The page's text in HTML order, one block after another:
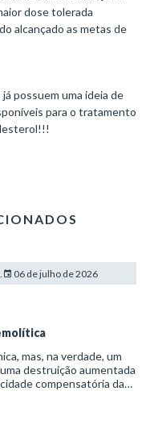
dose tolerada
alcançado as metas de
possuem uma ideia de
para o tratamento
06 de julho de 2026
mas, na verdade, um
destruição aumentada
compensatória da